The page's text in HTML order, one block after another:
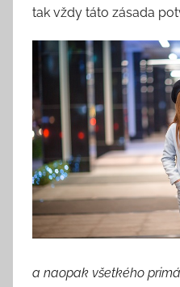
tak vždy táto zásada
a naopak všetkého